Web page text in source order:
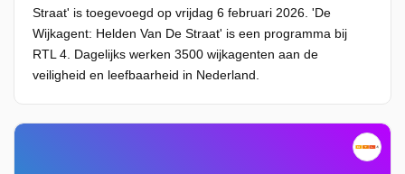
Straat' is toegevoegd op vrijdag 6 februari 2026. 'De
Wijkagent: Helden Van De Straat' is een programma bij
RTL 4. Dagelijks werken 3500 wijkagenten aan de
veiligheid en leefbaarheid in Nederland.